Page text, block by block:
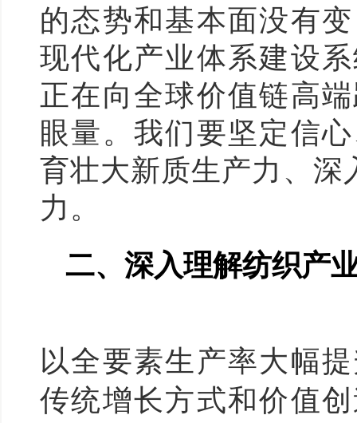
的态势和基本面没有
现代化产业体系建设
正在向全球价值链高
眼量。我们要坚定信
育壮大新质生产力、深
力。
二、深入理解纺织产
以全要素生产率大幅
传统增长方式和价值